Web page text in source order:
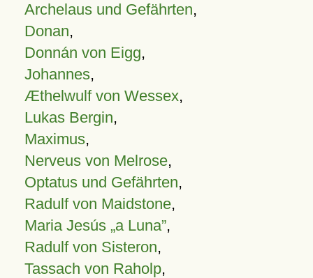
Archelaus und Gefährten,
Donan,
Donnán von Eigg,
Johannes,
Æthelwulf von Wessex,
Lukas Bergin,
Maximus,
Nerveus von Melrose,
Optatus und Gefährten,
Radulf von Maidstone,
Maria Jesús „a Luna”,
Radulf von Sisteron,
Tassach von Raholp,